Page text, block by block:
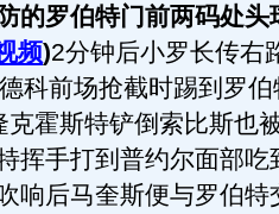
的罗伯特门前两码处头
频)2分钟后小罗长传右
科前场抢截时踢到罗
克霍斯特铲倒索比斯也
挥手打到普约尔面部吃
响后马奎斯便与罗伯特